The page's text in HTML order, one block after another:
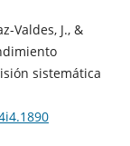
Valdes, J., &
sistemática